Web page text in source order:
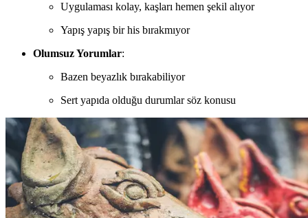
Uygulaması kolay, kaşları hemen şekil alıyor
Yapış yapış bir his bırakmıyor
Olumsuz Yorumlar:
Bazen beyazlık bırakabiliyor
Sert yapıda olduğu durumlar söz konusu